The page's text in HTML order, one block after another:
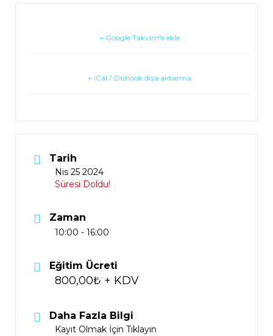
+ Google Takvim'e ekle
+ iCal / Outlook dışa aktarma
Tarih
Nis 25 2024
Süresi Doldu!
Zaman
10:00 - 16:00
Eğitim Ücreti
800,00₺ + KDV
Daha Fazla Bilgi
Kayıt Olmak İçin Tıklayın